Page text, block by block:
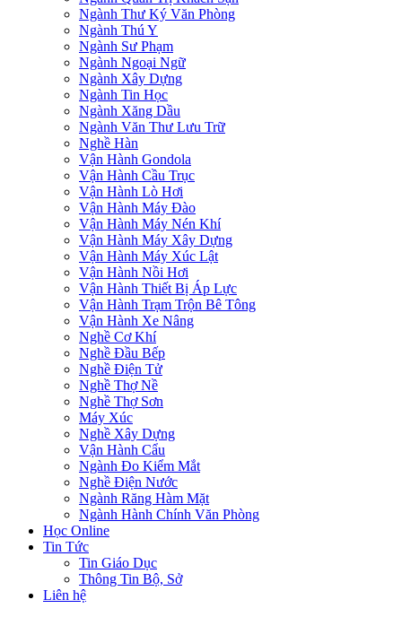
Ngành Thư Ký Văn Phòng
Ngành Thú Y
Ngành Sư Phạm
Ngành Ngoại Ngữ
Ngành Xây Dựng
Ngành Tin Học
Ngành Xăng Dầu
Ngành Văn Thư Lưu Trữ
Nghề Hàn
Vận Hành Gondola
Vận Hành Cầu Trục
Vận Hành Lò Hơi
Vận Hành Máy Đào
Vận Hành Máy Nén Khí
Vận Hành Máy Xây Dựng
Vận Hành Máy Xúc Lật
Vận Hành Nồi Hơi
Vận Hành Thiết Bị Áp Lực
Vận Hành Trạm Trộn Bê Tông
Vận Hành Xe Nâng
Nghề Cơ Khí
Nghề Đầu Bếp
Nghề Điện Tử
Nghề Thợ Nề
Nghề Thợ Sơn
Máy Xúc
Nghề Xây Dựng
Vận Hành Cẩu
Ngành Đo Kiểm Mắt
Nghề Điện Nước
Ngành Răng Hàm Mặt
Ngành Hành Chính Văn Phòng
Học Online
Tin Tức
Tin Giáo Dục
Thông Tin Bộ, Sở
Liên hệ